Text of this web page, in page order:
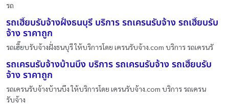
รถ
รถเฮี๊ยบรับจ้างฝั่งธนบุรี บริการ รถเครนรับจ้าง รถเฮี๊ยบรับ
จ้าง ราคาถูก
รถเฮี๊ยบรับจ้างฝั่งธนบุรี ให้บริการโดย เครนรับจ้าง.com บริการ รถเครนรั
รถเครนรับจ้างบ้านบึง บริการ รถเครนรับจ้าง รถเฮี๊ยบรับ
จ้าง ราคาถูก
รถเครนรับจ้างบ้านบึง ให้บริการโดย เครนรับจ้าง.com บริการ รถเครน
รับจ้าง